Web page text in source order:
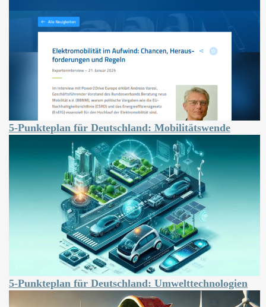
5-Punkteplan für Deutschland: Mobilitätswende
5-Punkteplan für Deutschland: Umwelttechnologien